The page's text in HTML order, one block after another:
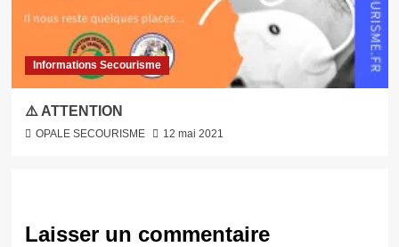
Informations Secourisme
⚠️ ATTENTION
OPALE SECOURISME 12 mai 2021
Laisser un commentaire